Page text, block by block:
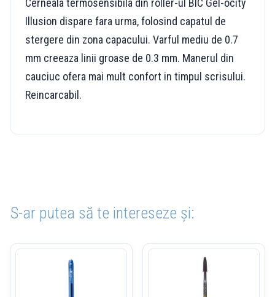
Illusion dispare fara urma, folosind capatul de
stergere din zona capacului. Varful mediu de 0.7
mm creeaza linii groase de 0.3 mm. Manerul din
cauciuc ofera mai mult confort in timpul scrisului.
Reincarcabil.
S-ar putea să te intereseze și: